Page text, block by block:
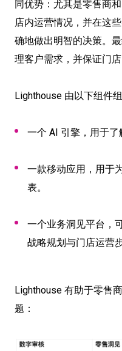
同优势：尤其是零售商
店内运营情况，并在这
确地做出明智的决策。
理客户需求，并保证门
Lighthouse 由以下组件组
一个 AI 引擎，用于了
一款移动应用，用于
表。
一个业务洞见平台，
战略规划与门店运营
Lighthouse 有助于零售
题：